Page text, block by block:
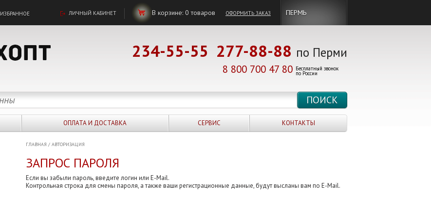
ИЗБРАННОЕ ЛИЧНЫЙ КАБИНЕТ В корзине: 0товаров ОФОРМИТЬ ЗАКАЗ ПЕРМЬ
234-55-55 277-88-88 по Перми
8 800 700 47 80 Бесплатный звонок
по России
ОПЛАТА И ДОСТАВКА СЕРВИС КОНТАКТЫ
ГЛАВНАЯ / АВТОРИЗАЦИЯ
ЗАПРОС ПАРОЛЯ
Если вы забыли пароль, введите логин или E-Mail.
Контрольная строка для смены пароля, а также ваши регистрационные данные, будут высланы вам по E-Mail.